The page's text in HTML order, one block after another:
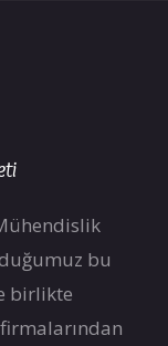
bu
birlikte